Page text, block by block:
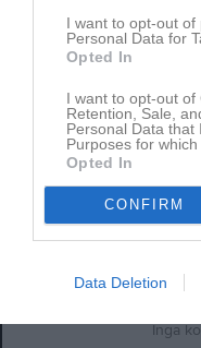
I want to opt-out of
Personal Data for
Opted In
I want to opt-out of
Retention, Sale,
Personal Data that
Purposes for which
Opted In
CONFIRM
Data Deletion
Truppen 2023
Inga